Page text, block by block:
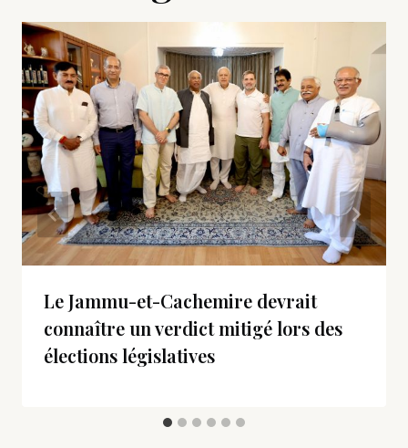
Le Jammu-et-Cachemire devrait
connaître un verdict mitigé lors des
élections législatives